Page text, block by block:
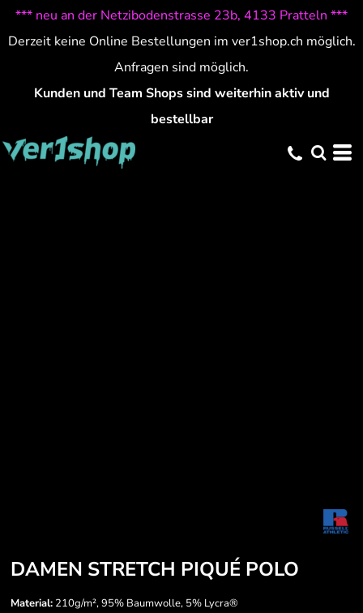
*** neu an der Netzibodenstrasse 23b, 4133 Pratteln ***
Derzeit keine Online Bestellungen im ver1shop.ch möglich.
Anfragen sind möglich.
Kunden und Team Shops sind weiterhin aktiv und
bestellbar
DAMEN STRETCH PIQUÉ POLO
Material: 210g/m², 95% Baumwolle, 5% Lycra®